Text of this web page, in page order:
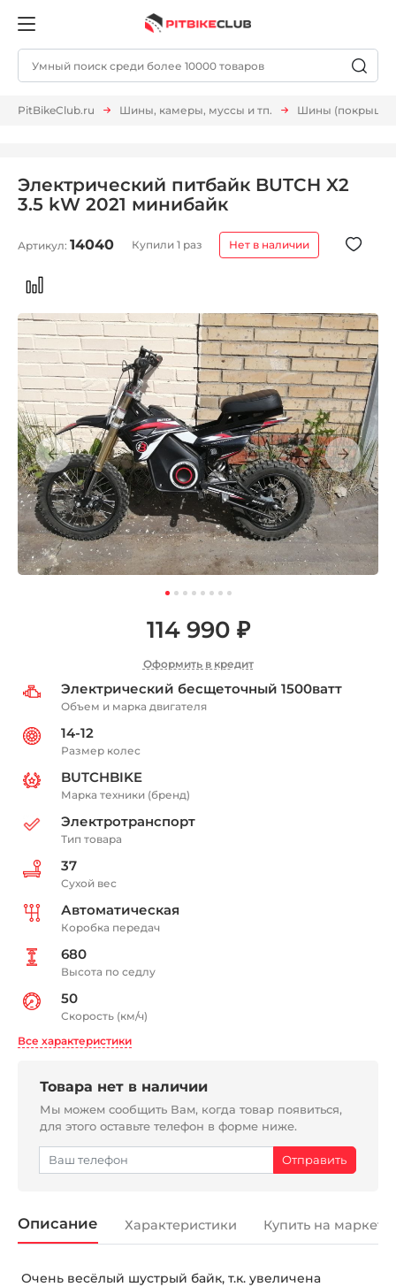
PitBikeClub.ru Шины, камеры, муссы и тп. Шины
Электрический питбайк BUTCH X2
3.5 kW 2021 минибайк
Артикул: 14040 Купили 1 раз Нет в наличии
114 990 ₽
Оформить в кредит
Электрический бесщеточный 1500ватт
Объем и марка двигателя
14-12
Размер колес
BUTCHBIKE
Марка техники (бренд)
Электротранспорт
Тип товара
37
Сухой вес
Автоматическая
Коробка передач
680
Высота по седлу
50
Скорость (км/ч)
Все характеристики
Товара нет в наличии
Мы можем сообщить Вам, когда товар появиться,
для этого оставьте телефон в форме ниже.
Описание Характеристики Купить на
Очень весёлый шустрый байк, т.к. увеличена